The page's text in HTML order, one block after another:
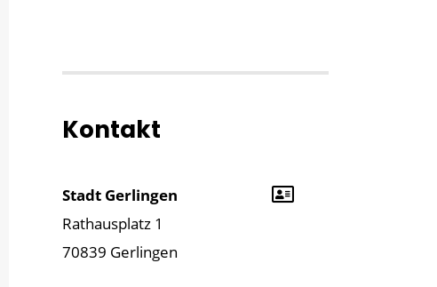
Kontakt
Stadt Gerlingen
Rathausplatz 1
70839 Gerlingen